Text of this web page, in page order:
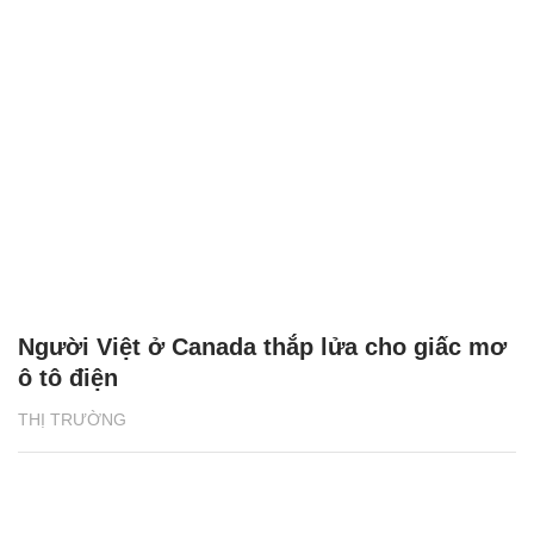
THỊ TRƯỜNG
Người Việt ở Canada thắp lửa cho giấc mơ
ô tô điện